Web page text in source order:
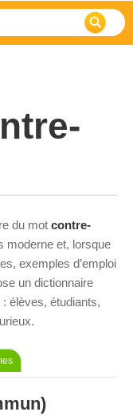
du mot contre-
moderne et, lorsque
exemples d’emploi
un dictionnaire
élèves, étudiants,